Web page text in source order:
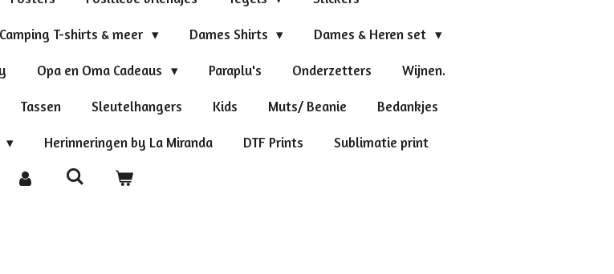
Camping T-shirts & meer Dames Shirts Dames & Heren set
Opa en Oma Cadeaus Paraplu's Onderzetters Wijnen.
Tassen Sleutelhangers Kids Muts/ Beanie Bedankjes
Herinneringen by La Miranda DTF Prints Sublimatie print